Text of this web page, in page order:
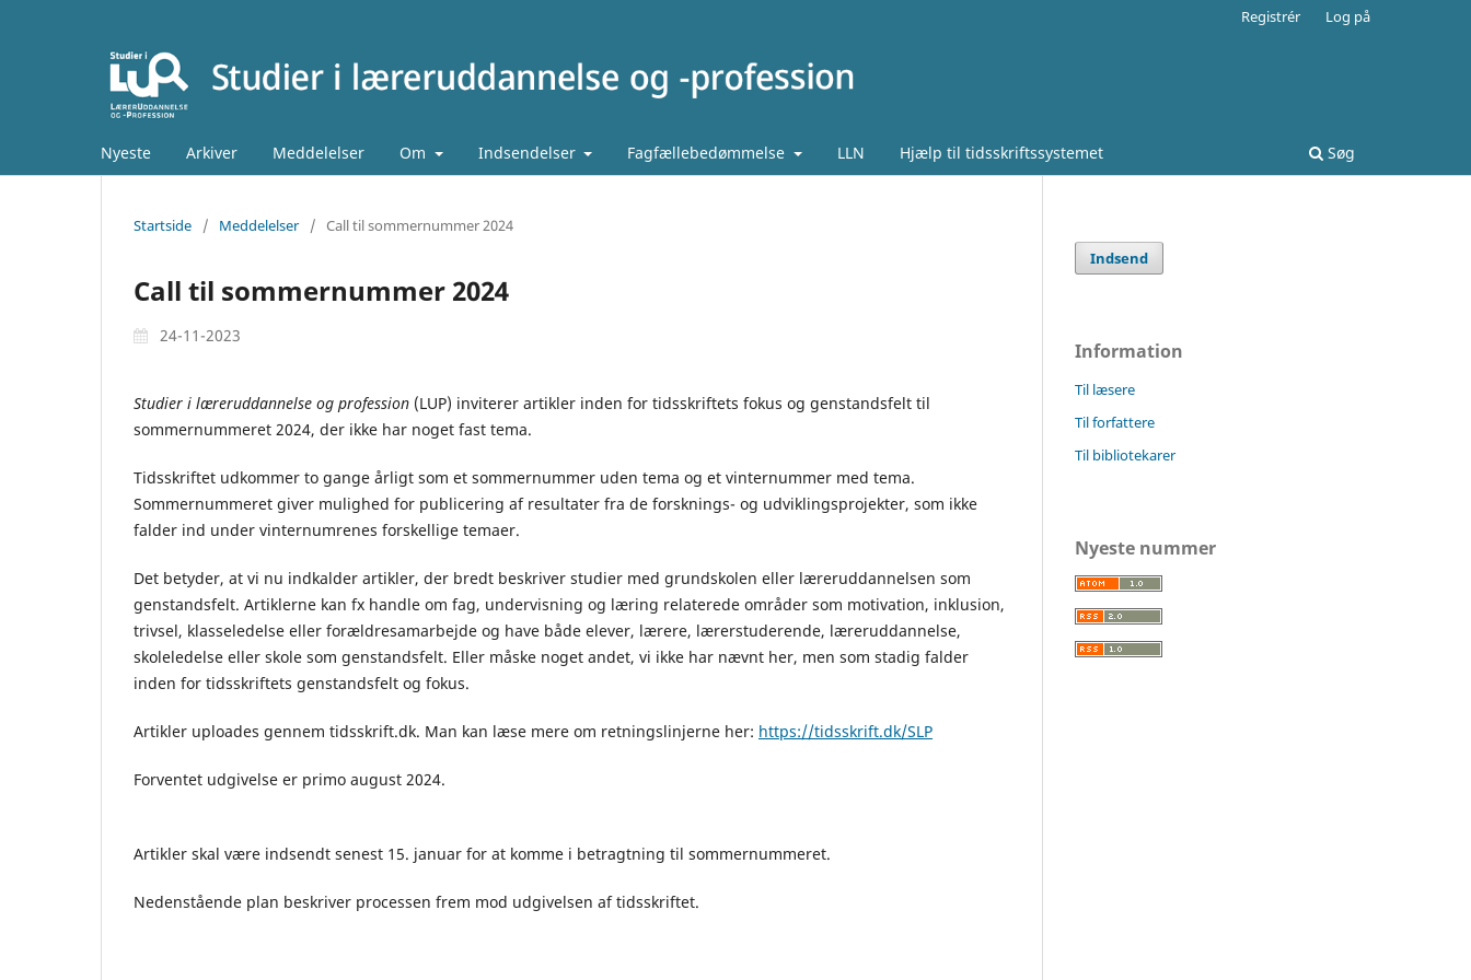
Nyeste Arkiver Meddelelser Om Indsendelser Fagfællebedømmelse LLN Hjælp til tidsskriftssystemet Søg
Registrér Log på
Startside / Meddelelser / Call til sommernummer 2024
Call til sommernummer 2024
24-11-2023
Studier i læreruddannelse og profession (LUP) inviterer artikler inden for tidsskriftets fokus og genstandsfelt til
sommernummeret 2024, der ikke har noget fast tema.
Tidsskriftet udkommer to gange årligt som et sommernummer uden tema og et vinternummer med tema.
Sommernummeret giver mulighed for publicering af resultater fra de forsknings- og udviklingsprojekter, som ikke
falder ind under vinternumrenes forskellige temaer.
Det betyder, at vi nu indkalder artikler, der bredt beskriver studier med grundskolen eller læreruddannelsen som
genstandsfelt. Artiklerne kan fx handle om fag, undervisning og læring relaterede områder som motivation, inklusion,
trivsel, klasseledelse eller forældresamarbejde og have både elever, lærere, lærerstuderende, læreruddannelse,
skoleledelse eller skole som genstandsfelt. Eller måske noget andet, vi ikke har nævnt her, men som stadig falder
inden for tidsskriftets genstandsfelt og fokus.
Artikler uploades gennem tidsskrift.dk. Man kan læse mere om retningslinjerne her: https://tidsskrift.dk/SLP
Forventet udgivelse er primo august 2024.
Artikler skal være indsendt senest 15. januar for at komme i betragtning til sommernummeret.
Nedenstående plan beskriver processen frem mod udgivelsen af tidsskriftet.
Indsend
Information
Til læsere
Til forfattere
Til bibliotekarer
Nyeste nummer